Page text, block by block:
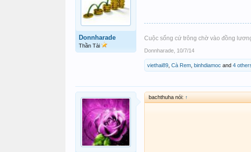
Donnharade
Thần Tài
Cuộc sống cứ trông chờ vào đồng
Donnharade 10/7/14
viethai89 Cà Rem binhdiamoc and 4
bachthuha nói: ↑